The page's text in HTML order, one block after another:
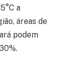
a
áreas de
podem